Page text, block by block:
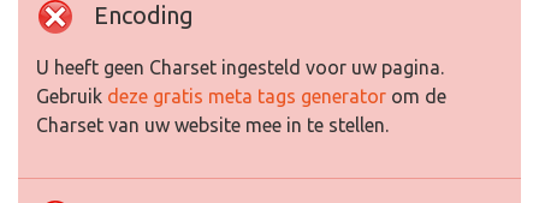
Encoding
U heeft geen Charset ingesteld voor uw pagina.
Gebruik deze gratis meta tags generator om de
Charset van uw website mee in te stellen.